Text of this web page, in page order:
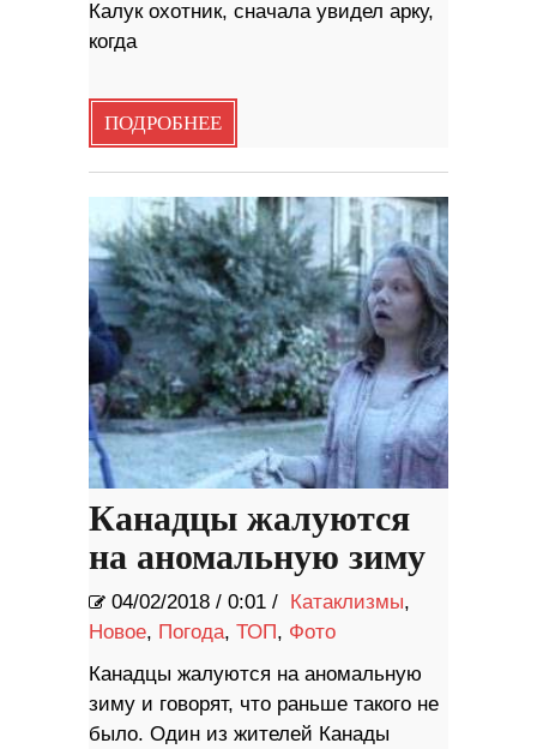
Калук охотник, сначала увидел арку,
когда
ПОДРОБНЕЕ
Канадцы жалуются
на аномальную зиму
04/02/2018 / 0:01 / Катаклизмы,
Новое, Погода, ТОП, Фото
Канадцы жалуются на аномальную
зиму и говорят, что раньше такого не
было. Один из жителей Канады